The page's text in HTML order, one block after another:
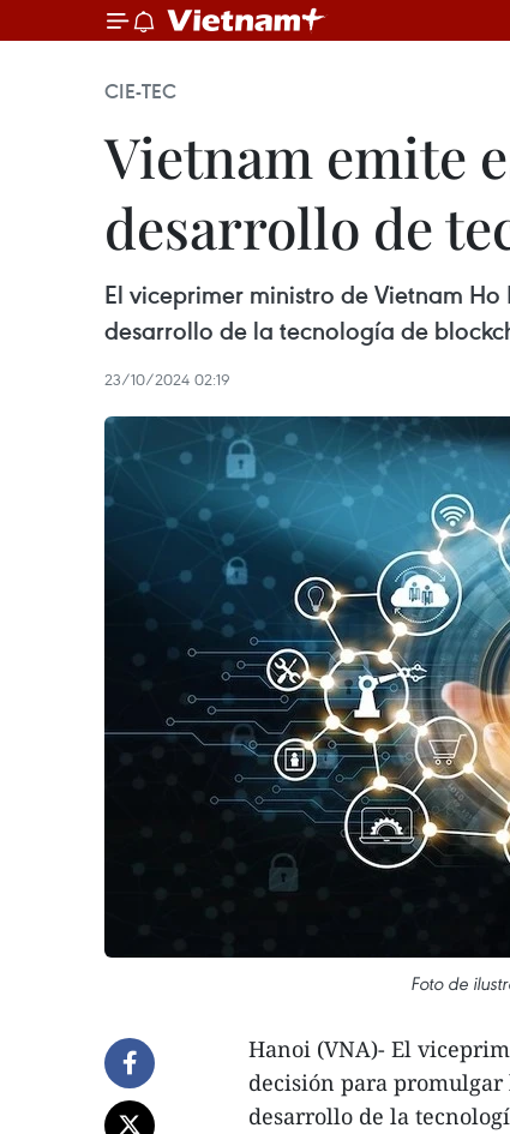
CIE-TEC
Vietnam emite
desarrollo de
El viceprimer ministro de Vietnam
desarrollo de la tecnología de
23/10/2024 02:19
Foto de
Hanoi (VNA)- El
decisión para
desarrollo de la